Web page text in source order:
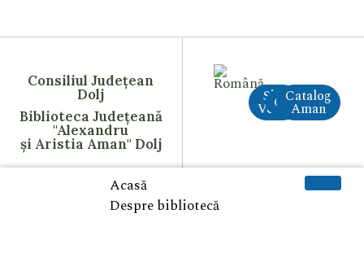
Consiliul Județean
Dolj
Biblioteca Județeană
"Alexandru
și Aristia Aman" Dolj
Site
VechiCreAI
Catalog
Aman
Acasă
Despre bibliotecă